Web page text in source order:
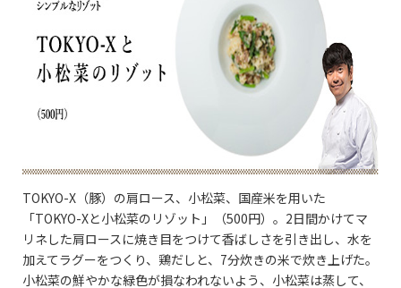
TOKYO-X（豚）の肩ロース、小松菜、国産米を用いた
「TOKYO-Xと小松菜のリゾット」（500円）。2日間かけてマ
リネした肩ロースに焼き目をつけて香ばしさを引き出し、水を
加えてラグーをつくり、鶏だしと、7分炊きの米で炊き上げた。
小松菜の鮮やかな緑色が損なわれないよう、小松菜は蒸して、